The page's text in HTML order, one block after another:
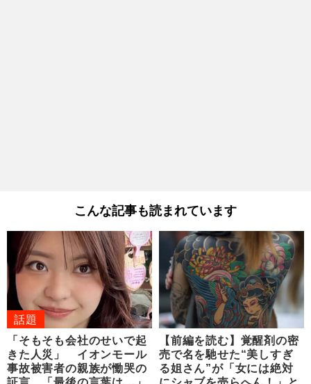
こんな記事も読まれています
話題
「そもそも会社のせいで起
きた人災」 イオンモール
事故被害者の親族が慟哭の
【前編を読む】覚醒剤の密
売で名を馳せた“美しすぎ
る姐さん”が「女には絶対